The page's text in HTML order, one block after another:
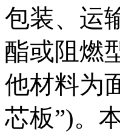
包装、运
酯或阻燃
他材料为
芯板”)。